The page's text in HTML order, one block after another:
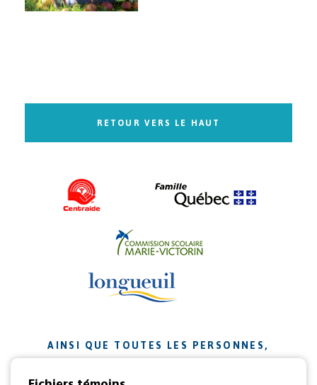
RETOUR VERS LE HAUT
AINSI QUE TOUTES LES PERSONNES,
ORGANISMES ET ENTREPRISES QUI ONT